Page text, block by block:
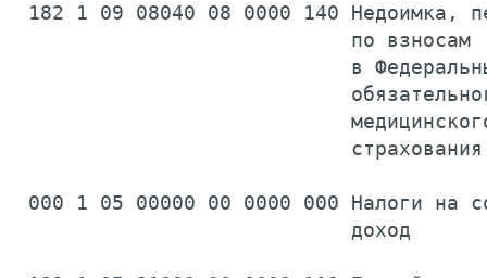
182 1 09 08040 08 0000 140 Недоимка,
                            по взносам
в
000 1 05 00000 00 0000 000 Налоги на
доход